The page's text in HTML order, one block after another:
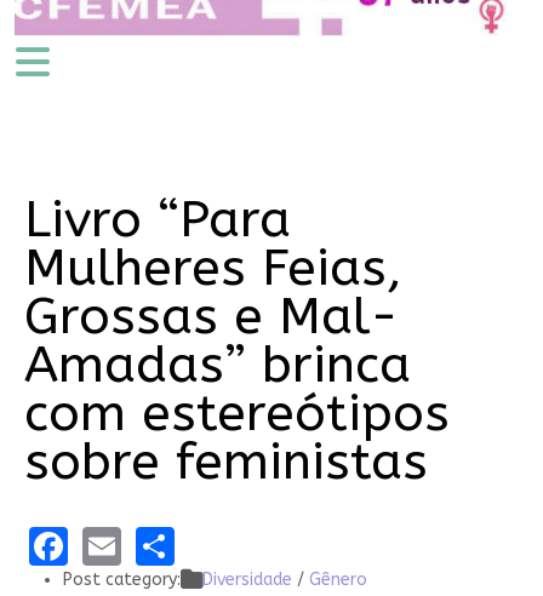
Livro “Para
Mulheres Feias,
Grossas e Mal-
Amadas” brinca
com estereótipos
sobre feministas
Facebook
EmailShare
Post category: Diversidade / Gênero